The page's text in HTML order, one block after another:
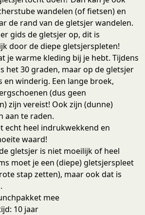
wandelen (of fietsen) en
de rand van de gletsjer wandelen.
gids de gletsjer op, dit is
door de diepe gletsjerspleten!
je warme kleding bij je hebt. Tijdens
het 30 graden, maar op de gletsjer
en winderig. Een lange broek,
(dus geen
zijn vereist! Ook zijn (dunne)
aan te raden.
echt heel indrukwekkend en
waard!
gletsjer is niet moeilijk of heel
moet je een (diepe) gletsjerspleet
stap zetten), maar ook dat is
mee
10 jaar